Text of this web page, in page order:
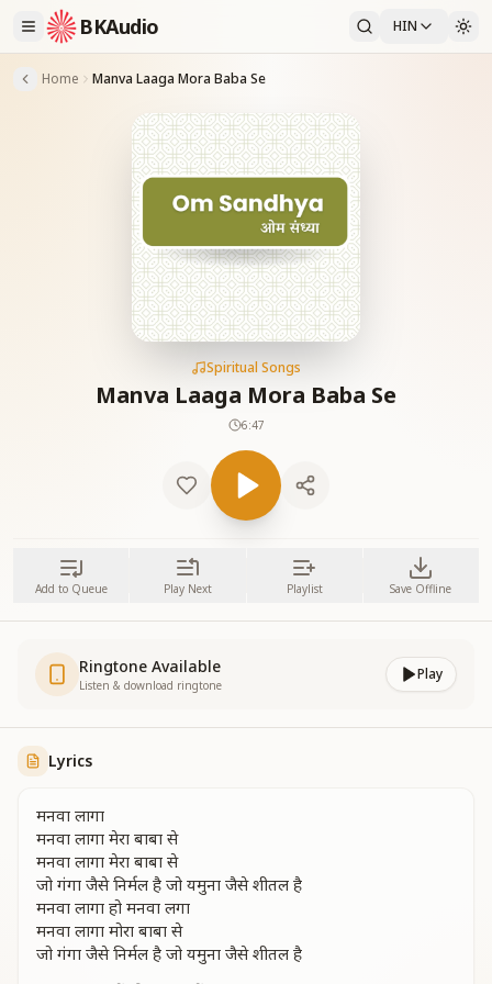
BKAudio HIN
Home Manva Laaga Mora Baba Se
Spiritual Songs
Manva Laaga Mora Baba Se
6:47
Add to Queue Play Next Playlist Save Offline
Ringtone Available
Listen & download ringtone
Play
Lyrics
मनवा लागा
मनवा लागा मेरा बाबा से
मनवा लागा मेरा बाबा से
जो गंगा जैसे निर्मल है जो यमुना जैसे शीतल है
मनवा लागा हो मनवा लगा
मनवा लागा मोरा बाबा से
जो गंगा जैसे निर्मल है जो यमुना जैसे शीतल है